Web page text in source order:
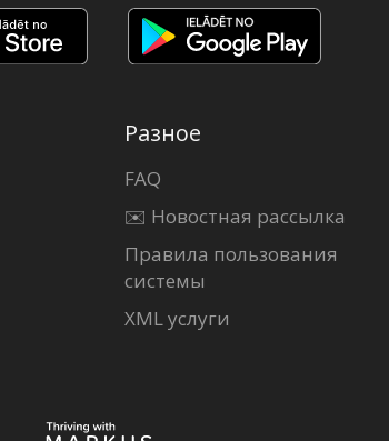
Разное
FAQ
✉️ Новостная рассылка
Правила пользования
системы
XML услуги